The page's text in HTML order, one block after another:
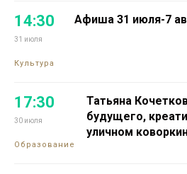
14:30
31 июля
Культура
Афиша 31 июля-7
17:30
30 июля
Образование
Татьяна
будущего,
уличном